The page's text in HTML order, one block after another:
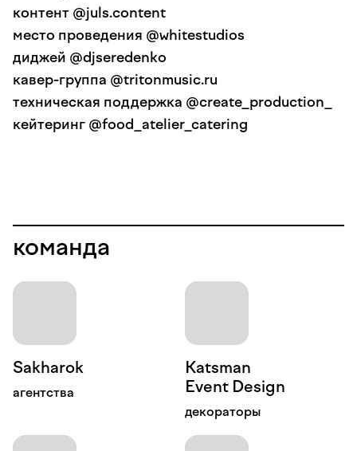
контент @juls.content
место проведения @whitestudios
диджей @djseredenko
кавер-группа @tritonmusic.ru
техническая поддержка @create_production_
кейтеринг @food_atelier_catering
команда
агентства
Katsman
Event Design
декораторы